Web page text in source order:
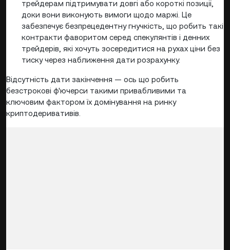
трейдерам підтримувати довгі або короткі позиції,
доки вони виконують вимоги щодо маржі. Це
забезпечує безпрецедентну гнучкість, що робить такі
контракти фаворитом серед спекулянтів і денних
трейдерів, які хочуть зосередитися на рухах ціни без
тиску через наближення дати розрахунку.
Відсутність дати закінчення — ось що робить
безстрокові ф'ючерси такими привабливими та
ключовим фактором їх домінування на ринку
криптодеривативів.